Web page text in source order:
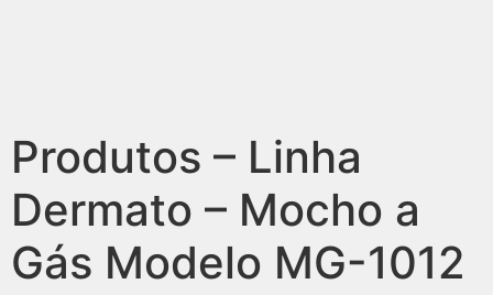
Produtos – Linha
Dermato – Mocho a
Gás Modelo MG-1012